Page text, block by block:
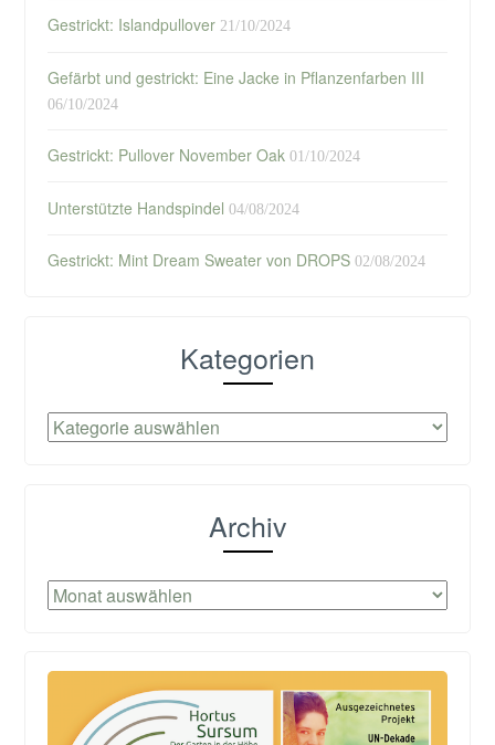
Gestrickt: Islandpullover 21/10/2024
Gefärbt und gestrickt: Eine Jacke in Pflanzenfarben III
06/10/2024
Gestrickt: Pullover November Oak 01/10/2024
Unterstützte Handspindel 04/08/2024
Gestrickt: Mint Dream Sweater von DROPS 02/08/2024
Kategorien
Kategorien
Archiv
Archiv